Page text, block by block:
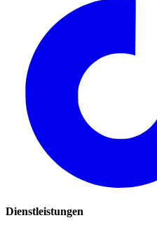
Dienstleistungen